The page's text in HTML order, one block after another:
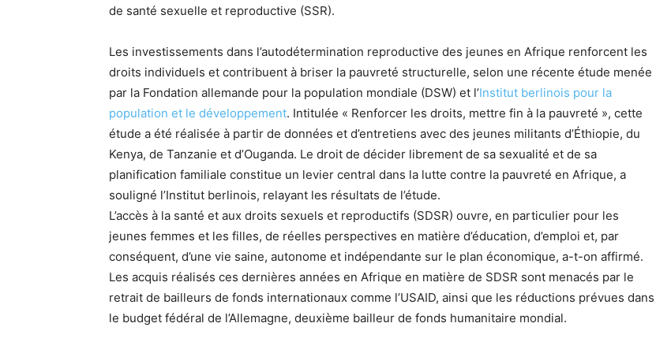
de santé sexuelle et reproductive (SSR).
Les investissements dans l’autodétermination reproductive des jeunes en Afrique renforcent les
droits individuels et contribuent à briser la pauvreté structurelle, selon une récente étude menée
par la Fondation allemande pour la population mondiale (DSW) et l’Institut berlinois pour la
population et le développement. Intitulée « Renforcer les droits, mettre fin à la pauvreté », cette
étude a été réalisée à partir de données et d’entretiens avec des jeunes militants d’Éthiopie, du
Kenya, de Tanzanie et d’Ouganda. Le droit de décider librement de sa sexualité et de sa
planification familiale constitue un levier central dans la lutte contre la pauvreté en Afrique, a
souligné l’Institut berlinois, relayant les résultats de l’étude.
L’accès à la santé et aux droits sexuels et reproductifs (SDSR) ouvre, en particulier pour les
jeunes femmes et les filles, de réelles perspectives en matière d’éducation, d’emploi et, par
conséquent, d’une vie saine, autonome et indépendante sur le plan économique, a-t-on affirmé.
Les acquis réalisés ces dernières années en Afrique en matière de SDSR sont menacés par le
retrait de bailleurs de fonds internationaux comme l’USAID, ainsi que les réductions prévues dans
le budget fédéral de l’Allemagne, deuxième bailleur de fonds humanitaire mondial.